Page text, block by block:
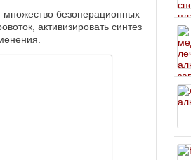
безоперационных
активизировать синтез